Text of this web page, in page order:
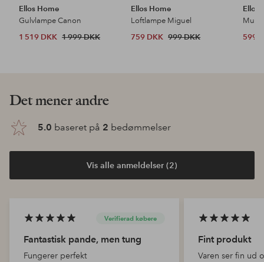
Ellos Home
Gulvlampe Canon
1 519 DKK 1 999 DKK
Ellos Home
Loftlampe Miguel
759 DKK 999 DKK
Ellos
599
Det mener andre
5.0 baseret på 2 bedømmelser
Vis alle anmeldelser (2)
Verifierad købere
Fantastisk pande, men tung
Fungerer perfekt
Fint produkt
Varen ser fin ud